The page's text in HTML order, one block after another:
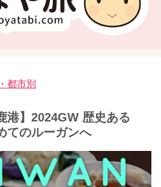
都市別
港】2024GW 歴史ある
てのルーガンへ